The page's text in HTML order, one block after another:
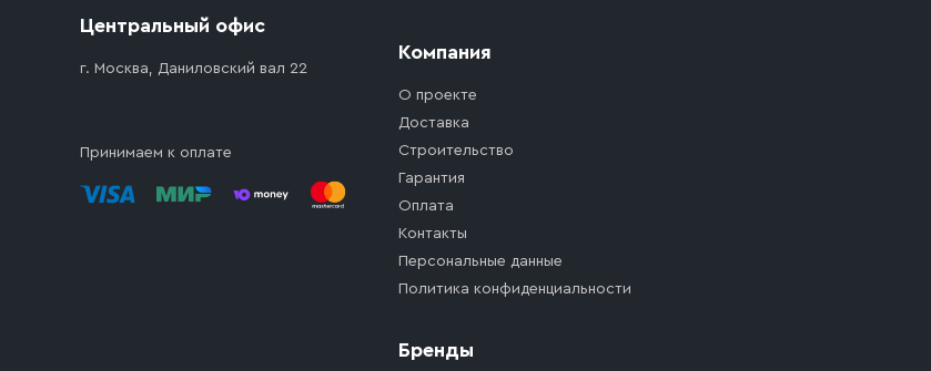
Центральный офис
г. Москва, Даниловский вал 22
Принимаем к оплате
Компания
О проекте
Доставка
Строительство
Гарантия
Оплата
Контакты
Персональные данные
Политика конфиденциальности
Бренды